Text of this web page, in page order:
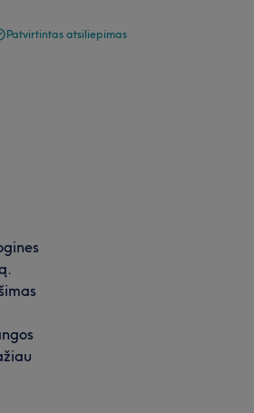
Patvirtintas atsiliepimas